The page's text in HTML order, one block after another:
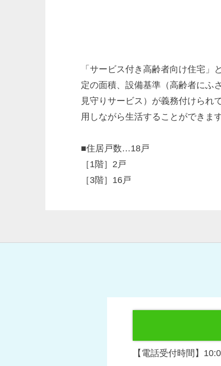
「サービス付き高齢者向け住宅
定の面積、設備基準（高齢者にふ
見守りサービス）が義務付けられ
用しながら生活することができま
■住居戸数…18戸
［1階］2戸
［3階］16戸
【電話受付時間】